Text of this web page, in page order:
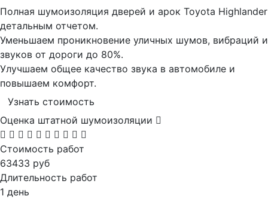
Полная шумоизоляция дверей и арок Toyota Highlander
детальным отчетом.
Уменьшаем проникновение уличных шумов, вибраций и
звуков от дороги до 80%.
Улучшаем общее качество звука в автомобиле и
повышаем комфорт.
Узнать стоимость
Оценка штатной шумоизоляции
Стоимость работ
63433 руб
Длительность работ
1 день